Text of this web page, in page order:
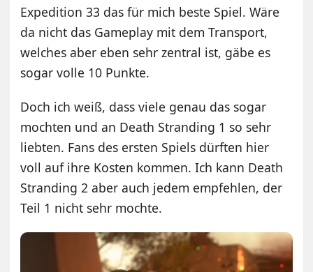
Expedition 33 das für mich beste Spiel. Wäre
da nicht das Gameplay mit dem Transport,
welches aber eben sehr zentral ist, gäbe es
sogar volle 10 Punkte.
Doch ich weiß, dass viele genau das sogar
mochten und an Death Stranding 1 so sehr
liebten. Fans des ersten Spiels dürften hier
voll auf ihre Kosten kommen. Ich kann Death
Stranding 2 aber auch jedem empfehlen, der
Teil 1 nicht sehr mochte.